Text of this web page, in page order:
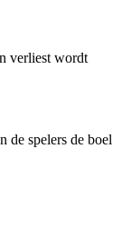
verliest wordt
de spelers de boel